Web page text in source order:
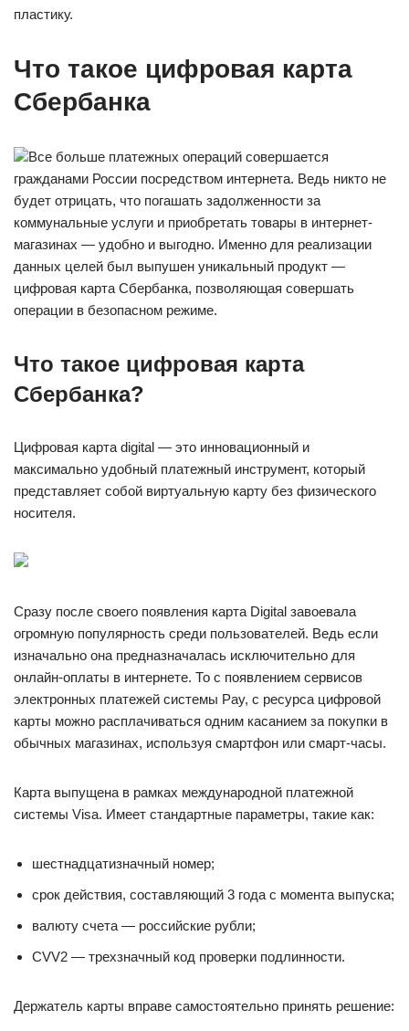
пластику.
Что такое цифровая карта
Сбербанка
Все больше платежных операций совершается
гражданами России посредством интернета. Ведь никто не
будет отрицать, что погашать задолженности за
коммунальные услуги и приобретать товары в интернет-
магазинах — удобно и выгодно. Именно для реализации
данных целей был выпушен уникальный продукт —
цифровая карта Сбербанка, позволяющая совершать
операции в безопасном режиме.
Что такое цифровая карта
Сбербанка?
Цифровая карта digital — это инновационный и
максимально удобный платежный инструмент, который
представляет собой виртуальную карту без физического
носителя.
Сразу после своего появления карта Digital завоевала
огромную популярность среди пользователей. Ведь если
изначально она предназначалась исключительно для
онлайн-оплаты в интернете. То с появлением сервисов
электронных платежей системы Pay, с ресурса цифровой
карты можно расплачиваться одним касанием за покупки в
обычных магазинах, используя смартфон или смарт-часы.
Карта выпущена в рамках международной платежной
системы Visa. Имеет стандартные параметры, такие как:
шестнадцатизначный номер;
срок действия, составляющий 3 года с момента выпуска;
валюту счета — российские рубли;
CVV2 — трехзначный код проверки подлинности.
Держатель карты вправе самостоятельно принять решение: